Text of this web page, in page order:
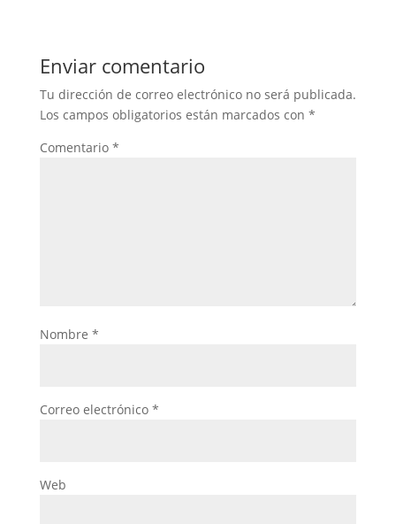
Enviar comentario
Tu dirección de correo electrónico no será publicada.
Los campos obligatorios están marcados con *
Comentario *
Nombre *
Correo electrónico *
Web